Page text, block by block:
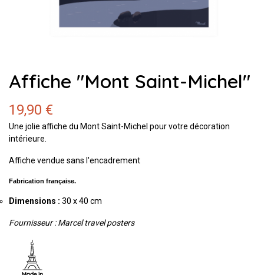
Affiche "Mont Saint-Michel"
19,90 €
Une jolie affiche du Mont Saint-Michel pour votre décoration
intérieure.
Affiche vendue sans l'encadrement
Fabrication française.
Dimensions : 30 x 40 cm
Fournisseur : Marcel travel posters